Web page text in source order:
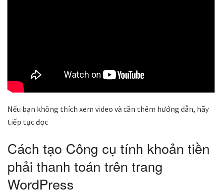
Nếu bạn không thích xem video và cần thêm hướng dẫn, hãy
tiếp tục đọc
Cách tạo Công cụ tính khoản tiền
phải thanh toán trên trang
WordPress